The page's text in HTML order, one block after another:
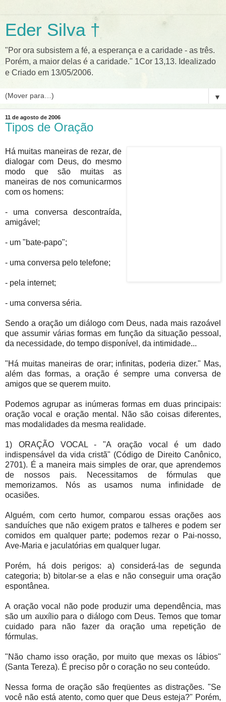
Eder Silva †
"Por ora subsistem a fé, a esperança e a caridade - as três.
Porém, a maior delas é a caridade." 1Cor 13,13. Idealizado
e Criado em 13/05/2006.
▼
11 de agosto de 2006
Tipos de Oração
Há muitas maneiras de rezar, de
dialogar com Deus, do mesmo
modo que são muitas as
maneiras de nos comunicarmos
com os homens:
- uma conversa descontraída,
amigável;
- um "bate-papo";
- uma conversa pelo telefone;
- pela internet;
- uma conversa séria.
Sendo a oração um diálogo com Deus, nada mais razoável
que assumir várias formas em função da situação pessoal,
da necessidade, do tempo disponível, da intimidade...
"Há muitas maneiras de orar; infinitas, poderia dizer." Mas,
além das formas, a oração é sempre uma conversa de
amigos que se querem muito.
Podemos agrupar as inúmeras formas em duas principais:
oração vocal e oração mental. Não são coisas diferentes,
mas modalidades da mesma realidade.
1) ORAÇÃO VOCAL - "A oração vocal é um dado
indispensável da vida cristã" (Código de Direito Canônico,
2701). É a maneira mais simples de orar, que aprendemos
de nossos pais. Necessitamos de fórmulas que
memorizamos. Nós as usamos numa infinidade de
ocasiões.
Alguém, com certo humor, comparou essas orações aos
sanduíches que não exigem pratos e talheres e podem ser
comidos em qualquer parte; podemos rezar o Pai-nosso,
Ave-Maria e jaculatórias em qualquer lugar.
Porém, há dois perigos: a) considerá-las de segunda
categoria; b) bitolar-se a elas e não conseguir uma oração
espontânea.
A oração vocal não pode produzir uma dependência, mas
são um auxílio para o diálogo com Deus. Temos que tomar
cuidado para não fazer da oração uma repetição de
fórmulas.
"Não chamo isso oração, por muito que mexas os lábios"
(Santa Tereza). É preciso pôr o coração no seu conteúdo.
Nessa forma de oração são freqüentes as distrações. "Se
você não está atento, como quer que Deus esteja?" Porém,